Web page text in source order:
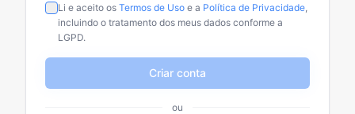
Li e aceito os Termos de Uso e a Política de Privacidade
incluindo o tratamento dos meus dados conforme a
LGPD.
Criar conta
ou